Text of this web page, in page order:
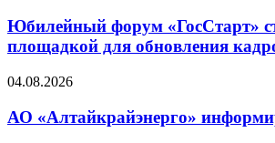
Юбилейный форум «ГосСтарт»
площадкой для обновления
04.08.2026
АО «Алтайкрайэнерго»